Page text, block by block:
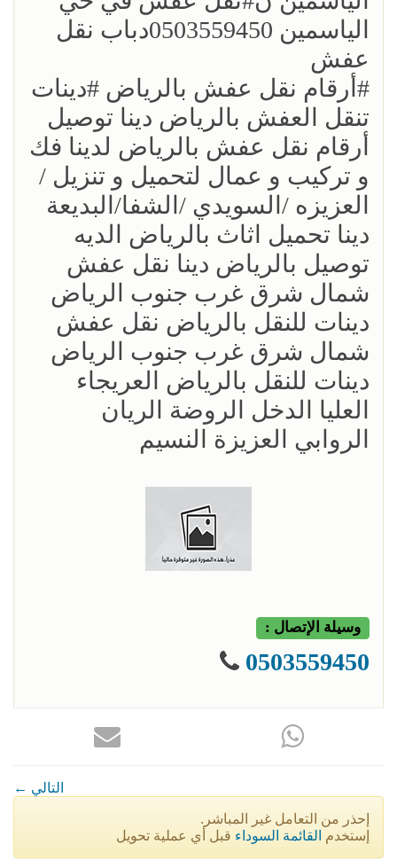
الياسمين 0503559450دباب نقل
عفش
؜؜#أرقام نقل عفش بالرياض ؜#دينات
تنقل العفش بالرياض دينا توصيل
أرقام نقل عفش بالرياض لدينا فك
و تركيب و عمال لتحميل و تنزيل /
العزيزه /السويدي /الشفا/البديعة
دينا تحميل اثاث بالرياض الديه
توصيل بالرياض دينا نقل عفش
شمال شرق غرب جنوب الرياض
دينات للنقل بالرياض نقل عفش
شمال شرق غرب جنوب الرياض
دينات للنقل بالرياض العريجاء
العليا الدخل الروضة الريان
الروابي العزيزة النسيم
وسيلة الإتصال :
0503559450
← التالي
إحذر من التعامل غير المباشر.
إستخدم القائمة السوداء قبل أي عملية تحويل